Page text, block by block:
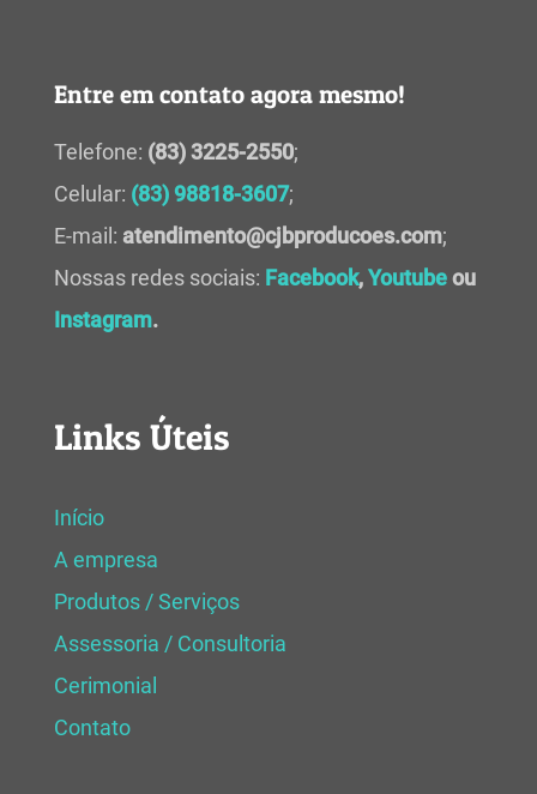
Entre em contato agora mesmo!
Telefone: (83) 3225-2550;
Celular: (83) 98818-3607;
E-mail: atendimento@cjbproducoes.com;
Nossas redes sociais: Facebook,Youtubeou
Instagram.
Links Úteis
Início
A empresa
Produtos / Serviços
Assessoria / Consultoria
Cerimonial
Contato